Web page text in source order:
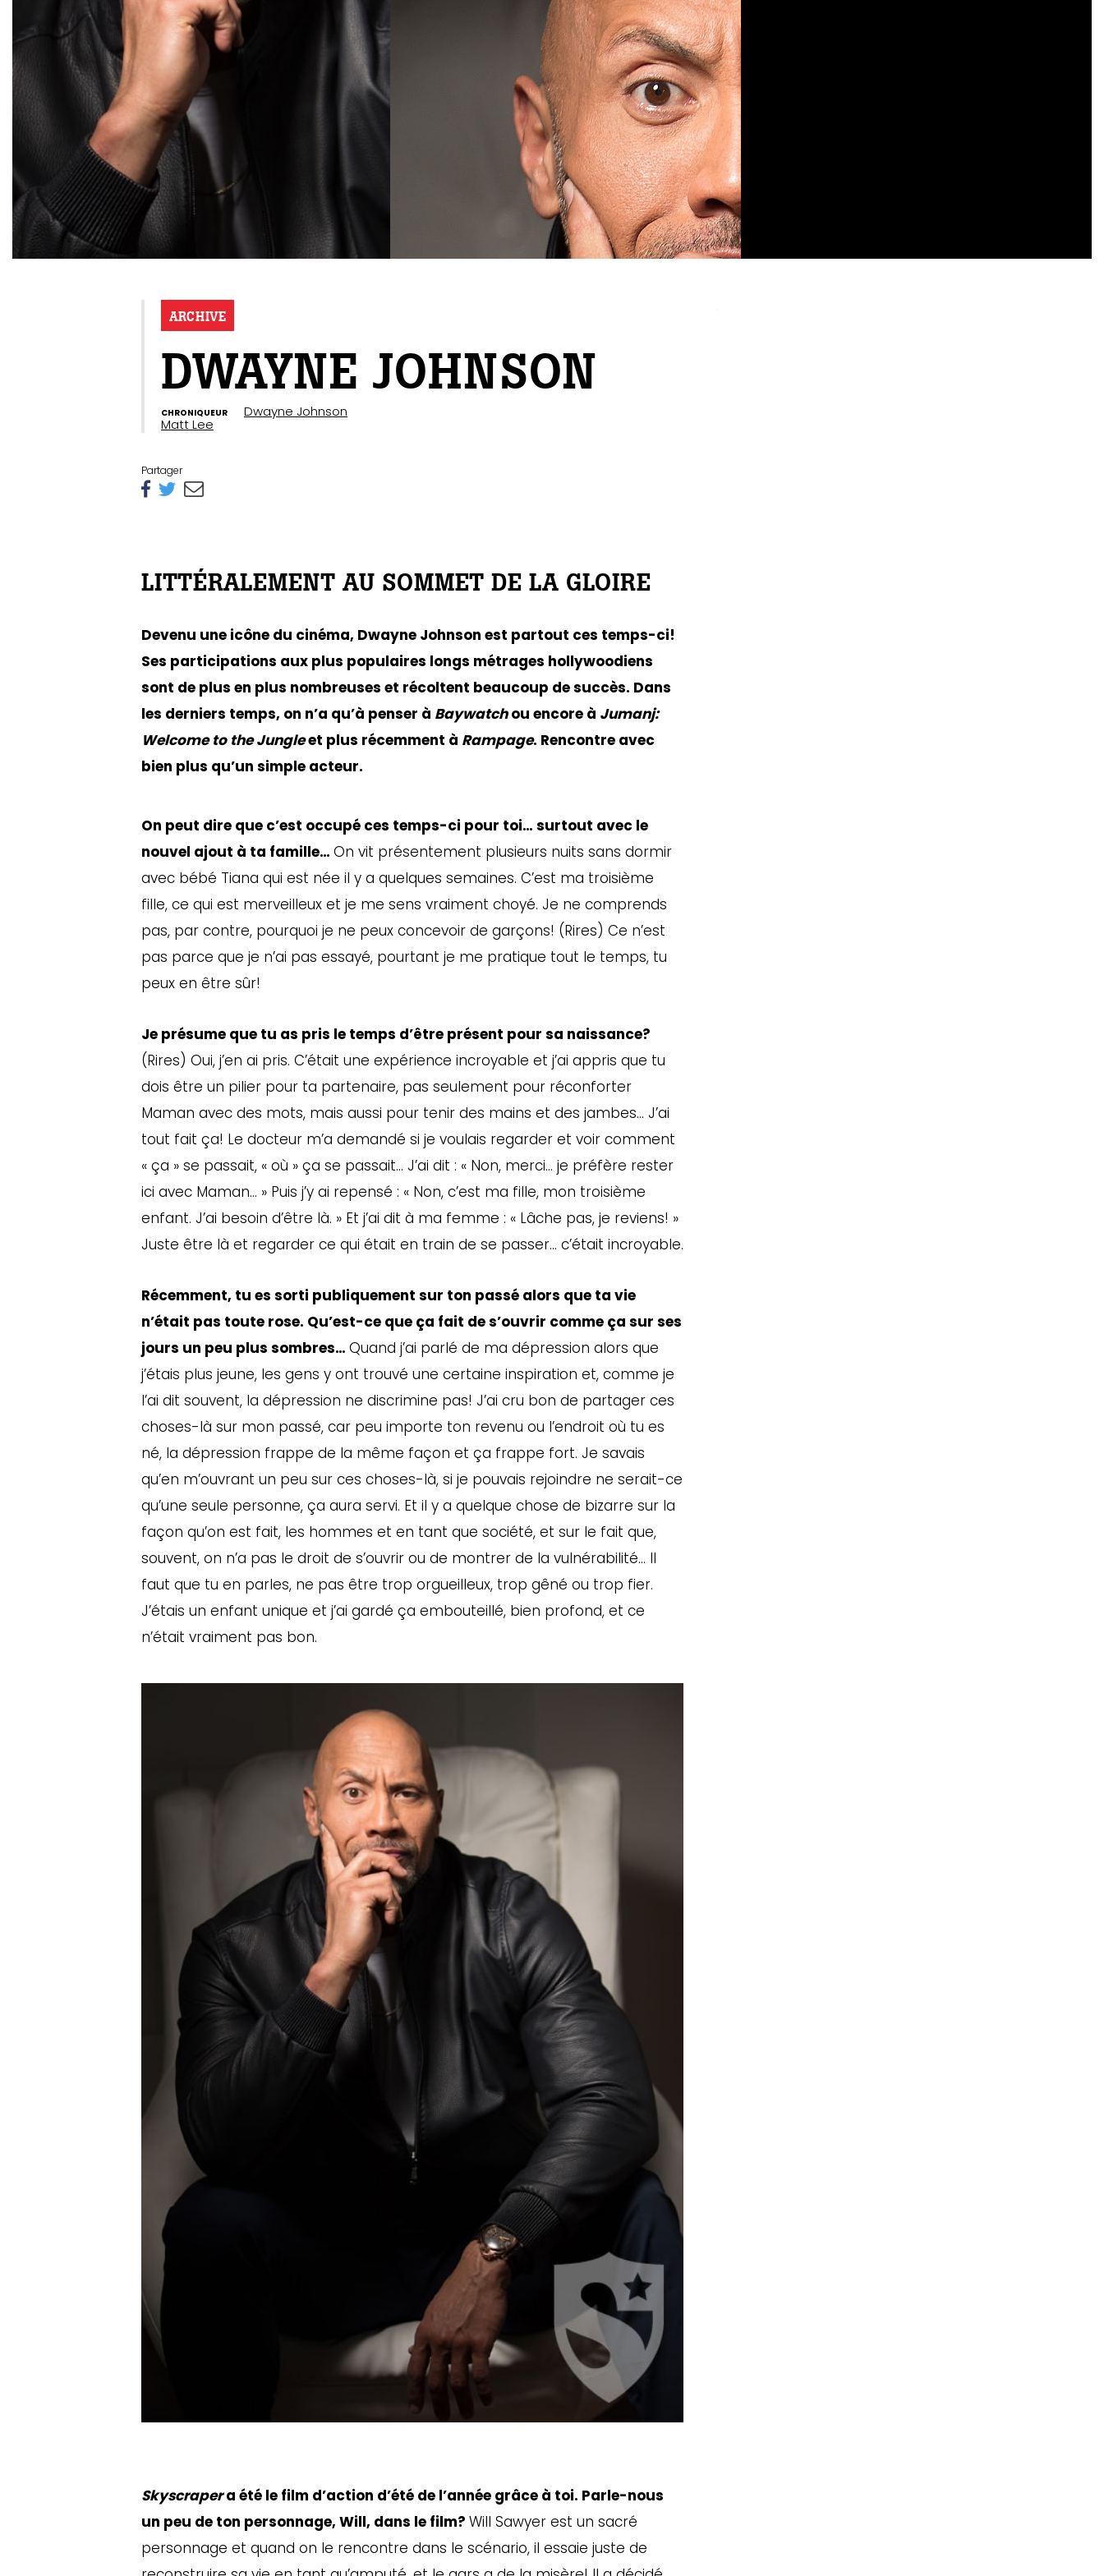
ARCHIVE
DWAYNE JOHNSON
CHRONIQUEUR
Matt Lee
Dwayne Johnson
Partager
LITTÉRALEMENT AU SOMMET DE LA GLOIRE
Devenu une icône du cinéma, Dwayne Johnson est partout ces temps-ci!
Ses participations aux plus populaires longs métrages hollywoodiens
sont de plus en plus nombreuses et récoltent beaucoup de succès. Dans
les derniers temps, on n’a qu’à penser à Baywatchou encore à Jumanj:
Welcome to the Jungleet plus récemment à Rampage. Rencontre avec
bien plus qu’un simple acteur.
On peut dire que c’est occupé ces temps-ci pour toi… surtout avec le
nouvel ajout à ta famille… On vit présentement plusieurs nuits sans dormir
avec bébé Tiana qui est née il y a quelques semaines. C’est ma troisième
fille, ce qui est merveilleux et je me sens vraiment choyé. Je ne comprends
pas, par contre, pourquoi je ne peux concevoir de garçons! (Rires) Ce n’est
pas parce que je n’ai pas essayé, pourtant je me pratique tout le temps, tu
peux en être sûr!
Je présume que tu as pris le temps d’être présent pour sa naissance?
(Rires) Oui, j’en ai pris. C’était une expérience incroyable et j’ai appris que tu
dois être un pilier pour ta partenaire, pas seulement pour réconforter
Maman avec des mots, mais aussi pour tenir des mains et des jambes… J’ai
tout fait ça! Le docteur m’a demandé si je voulais regarder et voir comment
« ça » se passait, « où » ça se passait… J’ai dit : « Non, merci… je préfère rester
ici avec Maman… » Puis j’y ai repensé : « Non, c’est ma fille, mon troisième
enfant. J’ai besoin d’être là. » Et j’ai dit à ma femme : « Lâche pas, je reviens! »
Juste être là et regarder ce qui était en train de se passer… c’était incroyable.
Récemment, tu es sorti publiquement sur ton passé alors que ta vie
n’était pas toute rose. Qu’est-ce que ça fait de s’ouvrir comme ça sur ses
jours un peu plus sombres… Quand j’ai parlé de ma dépression alors que
j’étais plus jeune, les gens y ont trouvé une certaine inspiration et, comme je
l’ai dit souvent, la dépression ne discrimine pas! J’ai cru bon de partager ces
choses-là sur mon passé, car peu importe ton revenu ou l’endroit où tu es
né, la dépression frappe de la même façon et ça frappe fort. Je savais
qu’en m’ouvrant un peu sur ces choses-là, si je pouvais rejoindre ne serait-ce
qu’une seule personne, ça aura servi. Et il y a quelque chose de bizarre sur la
façon qu’on est fait, les hommes et en tant que société, et sur le fait que,
souvent, on n’a pas le droit de s’ouvrir ou de montrer de la vulnérabilité… Il
faut que tu en parles, ne pas être trop orgueilleux, trop gêné ou trop fier.
J’étais un enfant unique et j’ai gardé ça embouteillé, bien profond, et ce
n’était vraiment pas bon.
Skyscrapera été le film d’action d’été de l’année grâce à toi. Parle-nous
un peu de ton personnage, Will, dans le film? Will Sawyer est un sacré
personnage et quand on le rencontre dans le scénario, il essaie juste de